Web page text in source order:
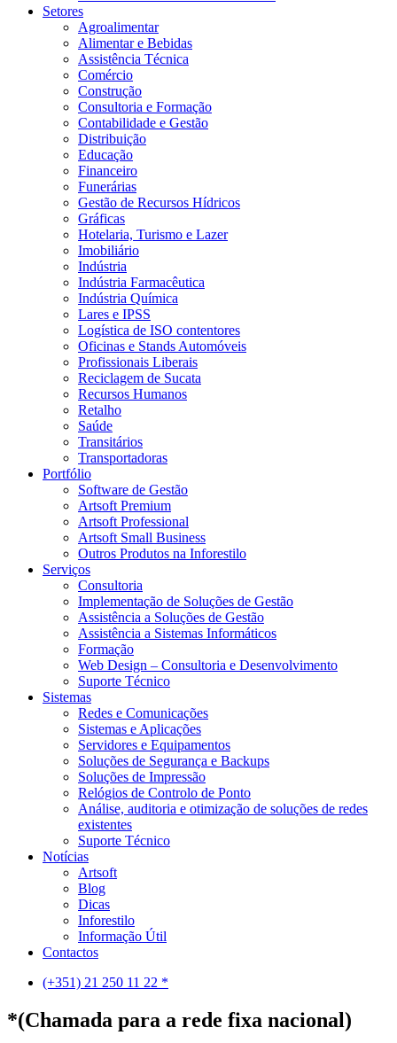
Setores
Agroalimentar
Alimentar e Bebidas
Assistência Técnica
Comércio
Construção
Consultoria e Formação
Contabilidade e Gestão
Distribuição
Educação
Financeiro
Funerárias
Gestão de Recursos Hídricos
Gráficas
Hotelaria, Turismo e Lazer
Imobiliário
Indústria
Indústria Farmacêutica
Indústria Química
Lares e IPSS
Logística de ISO contentores
Oficinas e Stands Automóveis
Profissionais Liberais
Reciclagem de Sucata
Recursos Humanos
Retalho
Saúde
Transitários
Transportadoras
Portfólio
Software de Gestão
Artsoft Premium
Artsoft Professional
Artsoft Small Business
Outros Produtos na Inforestilo
Serviços
Consultoria
Implementação de Soluções de Gestão
Assistência a Soluções de Gestão
Assistência a Sistemas Informáticos
Formação
Web Design – Consultoria e Desenvolvimento
Suporte Técnico
Sistemas
Redes e Comunicações
Sistemas e Aplicações
Servidores e Equipamentos
Soluções de Segurança e Backups
Soluções de Impressão
Relógios de Controlo de Ponto
Análise, auditoria e otimização de soluções de redes
existentes
Suporte Técnico
Notícias
Artsoft
Blog
Dicas
Inforestilo
Informação Útil
Contactos
(+351) 21 250 11 22 *
*(Chamada para a rede fixa nacional)